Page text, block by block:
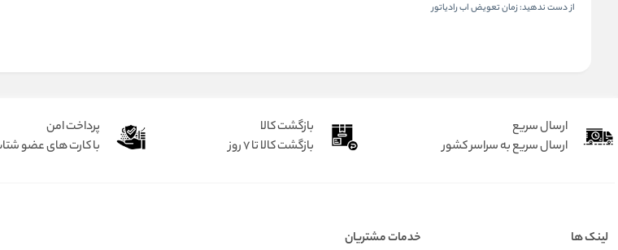
از دست ندهید:زمان تعویض اب رادیاتور
ارسال سریع
ارسال سریع به سراسر کشور
بازگشت کالا
بازگشت کالا تا 7 روز
پرداخت امن
با کارت های عضو
لینک ها خدمات مشتریان